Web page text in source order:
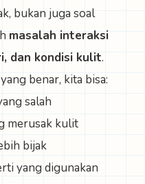
bukan juga soal
masalah interaksi
dan kondisi kulit.
benar, kita bisa:
salah
merusak kulit
bijak
yang digunakan